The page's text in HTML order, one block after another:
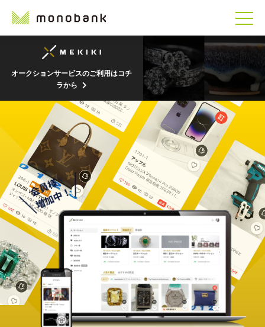
オークションサービスのご利用はコチ
ラから